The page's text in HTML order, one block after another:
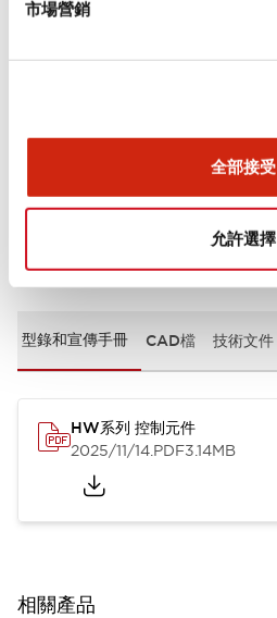
市場營銷
全部接受
允許選擇
環境規範
安裝和安裝規範
文件和檔案
型錄和宣傳手冊 CAD檔 技術文件
HW系列 控制元件
2025/11/14.PDF3.14MB
相關產品